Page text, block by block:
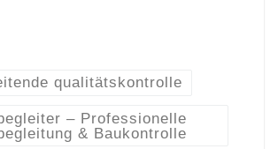
qualitätskontrolle
– Professionelle
& Baukontrolle